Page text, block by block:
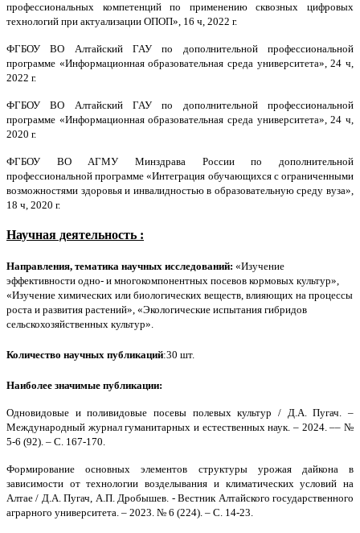
профессиональных компетенций по применению сквозных цифровых
технологий при актуализации ОПОП», 16 ч, 2022 г.
ФГБОУ ВО Алтайский ГАУ по дополнительной профессиональной
программе «Информационная образовательная среда университета», 24 ч,
2022 г.
ФГБОУ ВО Алтайский ГАУ по дополнительной профессиональной
программе «Информационная образовательная среда университета», 24 ч,
2020 г.
ФГБОУ ВО АГМУ Минздрава России по дополнительной
профессиональной программе «Интеграция обучающихся с ограниченными
возможностями здоровья и инвалидностью в образовательную среду вуза»,
18 ч, 2020 г.
Научная деятельность :
Направления, тематика научных исследований: «Изучение
эффективности одно- и многокомпонентных посевов кормовых культур»,
«Изучение химических или биологических веществ, влияющих на процессы
роста и развития растений», «Экологические испытания гибридов
сельскохозяйственных культур».
Количество научных публикаций:30 шт.
Наиболее значимые публикации:
Одновидовые и поливидовые посевы полевых культур
/ Д.А. Пугач. –
Международный журнал гуманитарных и естественных наук. – 2024. –– №
5-6 (92). – С. 167-170.
Формирование основных элементов структуры урожая дайкона в
зависимости от технологии возделывания и климатических условий на
Алтае / Д.А. Пугач, А.П. Дробышев. -Вестник Алтайского государственного
аграрного университета. – 2023. № 6 (224). – С. 14-23.